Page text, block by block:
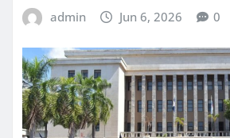
admin Jun 6, 2026 0